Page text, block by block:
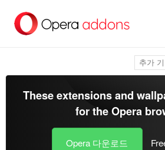
건
These extensions and
for theOpera
Opera 다운로드